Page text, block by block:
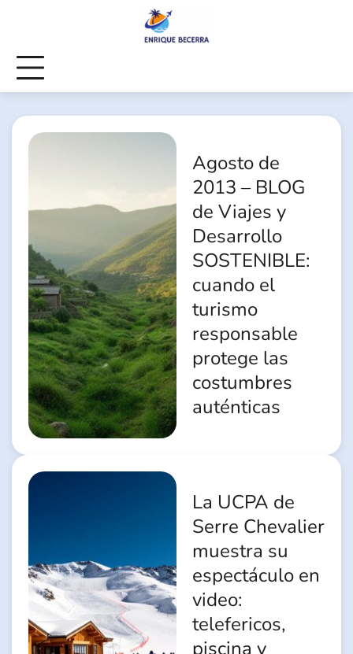
Agosto de
2013 – BLOG
de Viajes y
Desarrollo
SOSTENIBLE:
cuando el
turismo
responsable
protege las
costumbres
auténticas
La UCPA de
Serre Chevalier
muestra su
espectáculo en
video:
telefericos,